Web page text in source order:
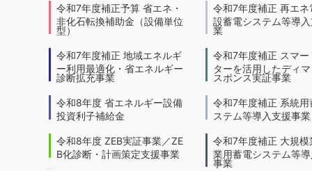
令和7年度補正予算 省エネ・
非化石転換補助金（設備単位
型）
令和7年度補正 地域エネルギ
ー利用最適化・省エネルギー
診断拡充事業
令和8年度 省エネルギー設備
投資利子補給金
令和8年度 ZEB実証事業／ZE
B化診断・計画策定支援事業
令和7年度補正 再エネ
設蓄電システム等導
業
令和7年度補正 スマー
ターを活用したディ
スポンス実証事業
令和7年度補正 系統用
ステム等導入支援事業
令和7年度補正 大規模
業用蓄電システム等
事業